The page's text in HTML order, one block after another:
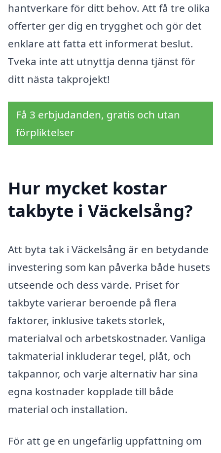
hantverkare för ditt behov. Att få tre olika
offerter ger dig en trygghet och gör det
enklare att fatta ett informerat beslut.
Tveka inte att utnyttja denna tjänst för
ditt nästa takprojekt!
Få 3 erbjudanden, gratis och utan
förpliktelser
Hur mycket kostar
takbyte i Väckelsång?
Att byta tak i Väckelsång är en betydande
investering som kan påverka både husets
utseende och dess värde. Priset för
takbyte varierar beroende på flera
faktorer, inklusive takets storlek,
materialval och arbetskostnader. Vanliga
takmaterial inkluderar tegel, plåt, och
takpannor, och varje alternativ har sina
egna kostnader kopplade till både
material och installation.
För att ge en ungefärlig uppfattning om